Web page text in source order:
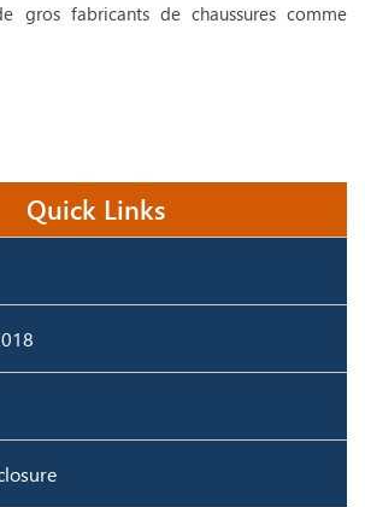
gros fabricants de chaussures comme
Quick Links